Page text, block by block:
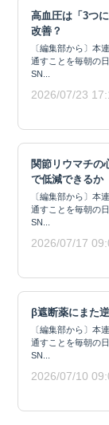
高血圧は「3つ
改善？
〔編集部から〕本
通すことを毎朝の
SN...
2026/07/23
関節リウマチの
で低減できるか
〔編集部から〕本
通すことを毎朝の
SN...
2026/07/17
β遮断薬にまた
〔編集部から〕本
通すことを毎朝の
SN...
2026/07/10